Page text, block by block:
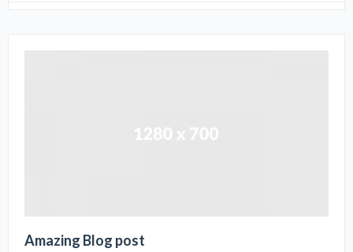
Amazing Blog post